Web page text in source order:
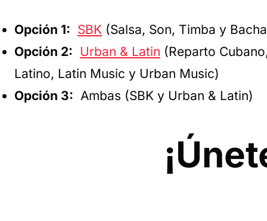
Opción 1: SBK (Salsa, Son, Timba y
Opción 2: Urban & Latin (Reparto
Latino, Latin Music y Urban Music)
Opción 3: Ambas (SBK y Urban & Latin)